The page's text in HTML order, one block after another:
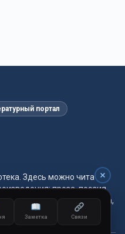
портал
Здесь можно читать
проза, поэзия,
и метки, удобная читалка,
день.
Заметка Связи